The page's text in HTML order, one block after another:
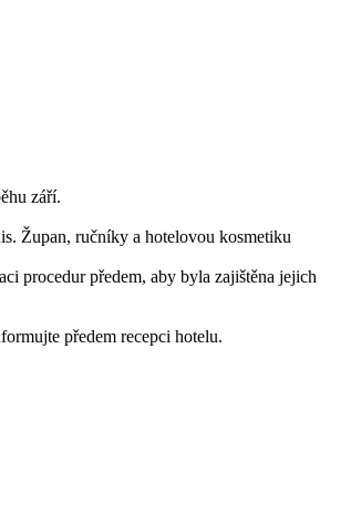
září.
Župan, ručníky a hotelovou kosmetiku
procedur předem, aby byla zajištěna jejich
předem recepci hotelu.